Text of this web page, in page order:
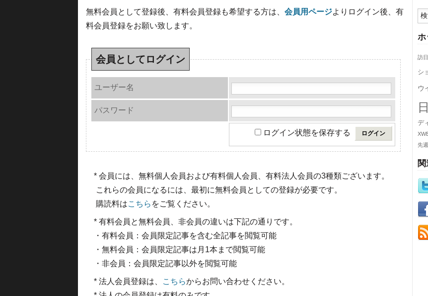
ホ
訪
シ
ウ
デ
先
無料会員として登録後、有料会員登録も希望する方は、 会員用ページよりログイン後、有
料会員登録をお願い致します。
会員としてログイン
ユーザー名
パスワード
ログイン状態を保存する
* 会員には、無料個人会員および有料個人会員、有料法人会員の3種類ございます。
これらの会員になるには、最初に無料会員としての登録が必要です。
購読料はこちら をご覧ください。
* 有料会員と無料会員、非会員の違いは下記の通りです。
・有料会員：会員限定記事を含む全記事を閲覧可能
・無料会員：会員限定記事は月1本まで閲覧可能
・非会員：会員限定記事以外を閲覧可能
* 法人会員登録は、 こちらからお問い合わせください。